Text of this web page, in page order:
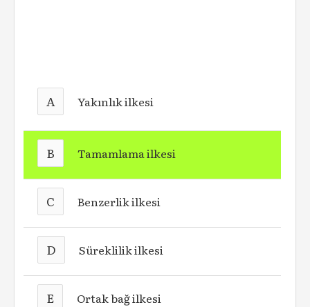
A Yakınlık ilkesi
B Tamamlama ilkesi
C Benzerlik ilkesi
D Süreklilik ilkesi
E Ortak bağ ilkesi